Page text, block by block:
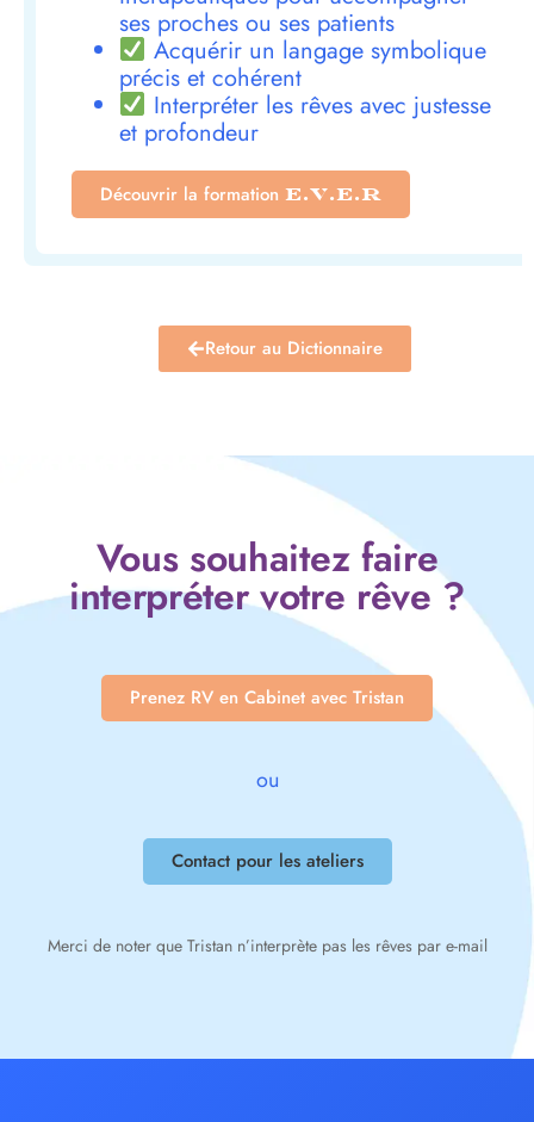
ses proches ou ses patients
Acquérir un langage symbolique
précis et cohérent
Interpréter les rêves avec justesse
et profondeur
Découvrir la formation E.V.E.R
Retour au Dictionnaire
Vous souhaitez faire
interpréter votre rêve ?
Prenez RV en Cabinet avec Tristan
ou
Contact pour les ateliers
Merci de noter que Tristan n’interprète pas les rêves par e-mail